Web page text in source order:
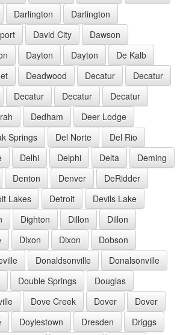
Darlington
Darlington
David City
Dawson
Dayton Dayton
De Kalb
Deadwood Decatur
Decatur
Decatur Decatur
Decatur
Dedham
Deer Lodge
Springs Del Norte
Del Rio
Delhi Delphi Delta
Deming
Denton Denver
DeRidder
Lakes Detroit
Devils Lake
Dighton Dillon
Dillon
Dixon Dixon
Dobson
Donaldsonville
Donalsonville
Double Springs
Douglas
Dove Creek Dover
Dover
Doylestown Dresden
Driggs